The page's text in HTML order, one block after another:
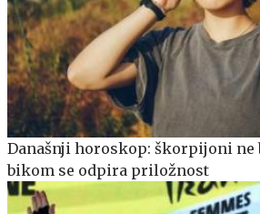
Današnji horoskop: škorpijoni ne
bikom se odpira priložnost